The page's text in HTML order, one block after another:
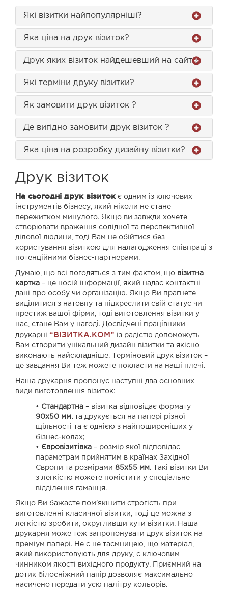
Які візитки найпопулярніші?
Яка ціна на друк візиток?
Друк яких візиток найдешевший на сайті?
Які терміни друку візитки?
Як замовити друк візиток ?
Де вигідно замовити друк візиток ?
Яка ціна на розробку дизайну візитки?
Друк візиток
На сьогодні друк візитокє одним із ключових
інструментів бізнесу, який ніколи не стане
пережитком минулого. Якщо ви завжди хочете
створювати враження солідної та перспективної
ділової людини, тоді Вам не обійтися без
користування візиткою для налагодження співпраці з
потенційними бізнес-партнерами.
Думаю, що всі погодяться з тим фактом, що візитна
картка – це носій інформації, який надає контактні
дані про особу чи організацію. Якщо Ви прагнете
виділитися з натовпу та підкреслити свій статус чи
престиж вашої фірми, тоді виготовлення візитки у
нас, стане Вам у нагоді. Досвідчені працівники
друкарні “ВІЗИТКА.КОМ” із радістю допоможуть
Вам створити унікальний дизайн візитки та якісно
виконають найскладніше. Терміновий друк візиток –
це завдання Ви теж можете покласти на наші плечі.
Наша друкарня пропонує наступні два основних
види виготовлення візиток:
• Стандартна – візитка відповідає формату
90х50 мм. та друкується на папері різної
щільності та є однією з найпоширеніших у
бізнес-колах;
• Євровізитівка – розмір якої відповідає
параметрам прийнятим в країнах Західної
Європи та розмірами 85х55 мм. Такі візитки Ви
з легкістю можете помістити у спеціальне
відділення гаманця.
Якщо Ви бажаєте пом’якшити строгість при
виготовленні класичної візитки, тоді це можна з
легкістю зробити, округливши кути візитки. Наша
друкарня може теж запропонувати друк візиток на
преміум папері. Не є не таємницею, що матеріал,
який використовують для друку, є ключовим
чинником якості вихідного продукту. Приємний на
дотик білосніжний папір дозволяє максимально
насичено передати усю палітру кольорів.